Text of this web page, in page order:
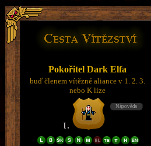
Pokořitel Dark Elfa
buď členem vítězné aliance v 1. 2. 3.
nebo K lize